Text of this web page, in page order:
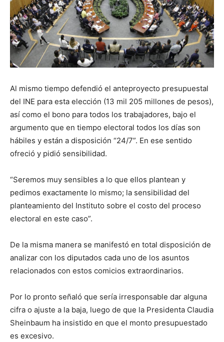
Al mismo tiempo defendió el anteproyecto presupuestal
del INE para esta elección (13 mil 205 millones de pesos),
así como el bono para todos los trabajadores, bajo el
argumento que en tiempo electoral todos los días son
hábiles y están a disposición “24/7”. En ese sentido
ofreció y pidió sensibilidad.
“Seremos muy sensibles a lo que ellos plantean y
pedimos exactamente lo mismo; la sensibilidad del
planteamiento del Instituto sobre el costo del proceso
electoral en este caso”.
De la misma manera se manifestó en total disposición de
analizar con los diputados cada uno de los asuntos
relacionados con estos comicios extraordinarios.
Por lo pronto señaló que sería irresponsable dar alguna
cifra o ajuste a la baja, luego de que la Presidenta Claudia
Sheinbaum ha insistido en que el monto presupuestado
es excesivo.